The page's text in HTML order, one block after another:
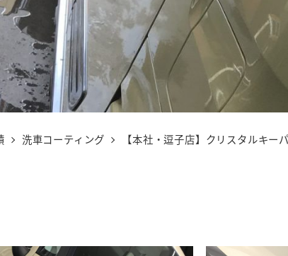
洗車コーティング 【本社・逗子店】クリスタルキ